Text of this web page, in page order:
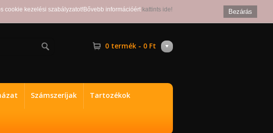
0 termék - 0 Ft
Számszeríjak Tartozékok
Bezárás
cookie kezelési szabályzatot!Bővebb információért kattints ide!